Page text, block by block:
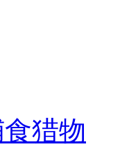
猎物